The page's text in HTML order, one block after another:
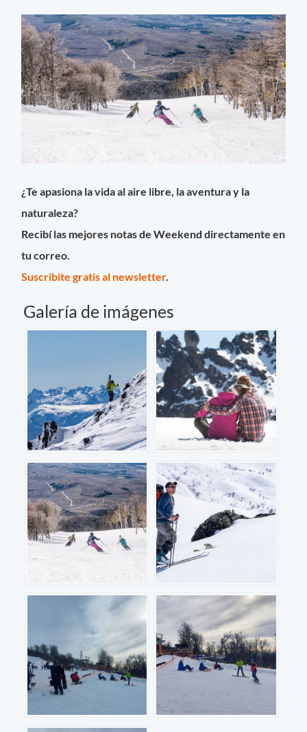
¿Te apasiona la vida al aire libre, la aventura y la
naturaleza?
Recibí las mejores notas de Weekend directamente en
tu correo.
Suscribite gratis al newsletter.
Galería de imágenes